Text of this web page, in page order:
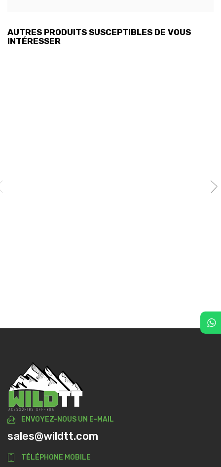
AUTRES PRODUITS SUSCEPTIBLES DE VOUS
INTÉRESSER
ENVOYEZ-NOUS UN E-MAIL
sales@wildtt.com
TÉLÉPHONE MOBILE